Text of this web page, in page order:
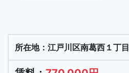
江戸川区南葛西１丁目